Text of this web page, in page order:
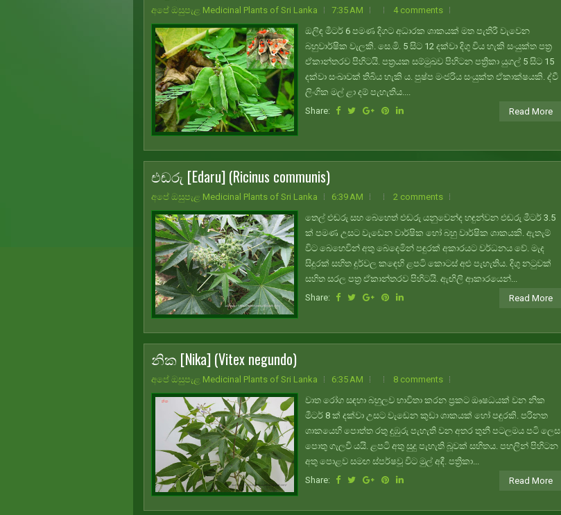
අපේ ඔසුපැළ Medicinal Plants of Sri Lanka 7:35 AM
4 comments
ඔලිඳ මීටර් 6 පමණ දිගට අධාරක ශාකයක් මත පැතිරී වැවෙන
බහුවාර්ෂික වැලකි. සෙ.මි. 5 සිට 12 දක්වා දිගු විය හැකි සංයුක්ත පත්‍ර
ඒකාන්තරව පිහිටයි. පත්‍රයක සම්මුඛව පිහිටන පත්‍රිකා යුගල් 5 සිට 15
දක්වා සංඛාවක් තිබිය හැකි ය. පුෂ්ප මංජරිය සංයුක්ත ඒකාක්ෂයකි. ද්වී
ලිංගික මල් ළා දම් පැහැතිය....
Share:
Read More
එඬරු [Edaru] (Ricinus communis)
අපේ ඔසුපැළ Medicinal Plants of Sri Lanka 6:39 AM
2 comments
තෙල් එඬරු සහ බෙහෙත් එඬරු යනුවෙන්ද හඳුන්වන එඬරු මීටර් 3.5
ක් පමණ උසට වැඩෙන වාර්ෂික හෝ බහු වාර්ෂික ශාකයකි. ඇතැම්
විට බෙහෙවින් අතු බෙදෙමින් පඳුරක් අකාරයට වර්ධනය වේ. මැද
සිදුරක් සහිත දුර්වල කඳෙහි ළපටි කොටස් අළු පැහැතිය. දිගු නටුවක්
සහිත සරල පත්‍ර ඒකාන්තරව පිහිටයි. ඇඟිලි ආකාරයෙන්...
Share:
Read More
නික [Nika] (Vitex negundo)
අපේ ඔසුපැළ Medicinal Plants of Sri Lanka 6:35 AM
8 comments
වාත රෝග සඳහා බහුලව භාවිතා කරන ප්‍රකට ඖෂධයක් වන නික
මීටර් 8 ක් දක්වා උසට වැඩෙන කුඩා ශාකයක් හෝ පඳුරකි. පරිනත
ශාකයෙහි පොත්ත රතු දුඹුරු පැහැති වන අතර තුනී පටලමය පටි ලෙස
පොතු ගැලවී යයි. ළපටි අතු සුදු පැහැති බූවක් සහිතය. පහලින් පිහිටන
අතු පොළව සමඟ ස්පර්ෂවූ විට මුල් අදී. පත්‍රිකා...
Share:
Read More